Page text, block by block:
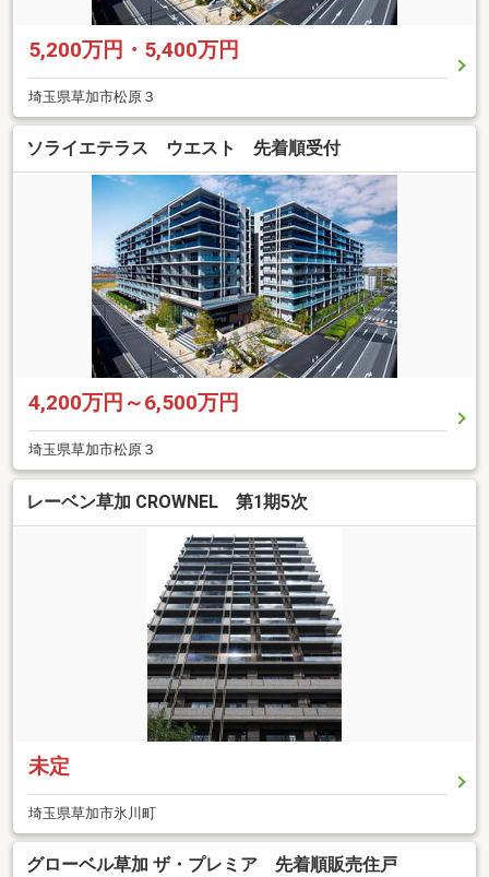
5,200万円・5,400万円
埼玉県草加市松原３
ソライエテラス ウエスト 先着順受付
4,200万円～6,500万円
埼玉県草加市松原３
レーベン草加 CROWNEL 第1期5次
未定
埼玉県草加市氷川町
グローベル草加 ザ・プレミア 先着順販売住戸